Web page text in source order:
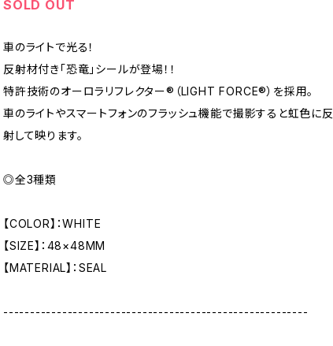
SOLD OUT
車のライトで光る！
反射材付き「恐竜」シールが登場！！
特許技術のオーロラリフレクター®️（LIGHT FORCE®️）を採用。
車のライトやスマートフォンのフラッシュ機能で撮影すると虹色に反
射して映ります。
◎全3種類
【COLOR】：WHITE
【SIZE】：48×48MM
【MATERIAL】：SEAL
---------------------------------------------------------